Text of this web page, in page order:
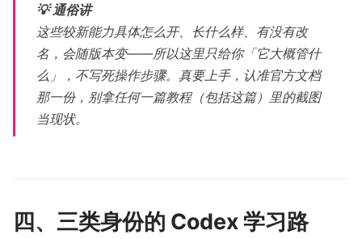
💡 通俗讲
这些较新能力具体怎么开、长什么样、有没有改
名，会随版本变——所以这里只给你「它大概管什
么」，不写死操作步骤。真要上手，认准官方文档
那一份，别拿任何一篇教程（包括这篇）里的截图
当现状。
四、三类身份的 Codex 学习路